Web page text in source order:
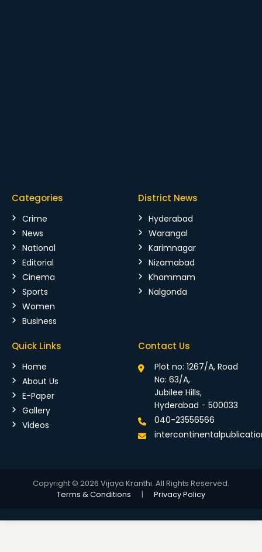
Categories
Crime
News
National
Editorial
Cinema
Sports
Women
Business
District News
Hyderabad
Warangal
Karimnagar
Nizamabad
Khammam
Nalgonda
Quick Links
Home
About Us
E-Paper
Gallery
Videos
Contact Us
Plot no: 1267/A, Road
No: 63/A,
Jubilee Hills,
Hyderabad - 500033
040-23556566
Copyright © 2026 Vijaya Kranthi. All Rights Reserved.
Terms & Conditions
| Privacy Policy